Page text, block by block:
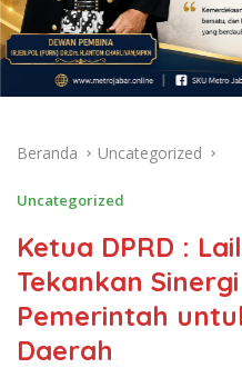
Beranda Uncategorized
Uncategorized
Ketua DPRD :
Tekankan
Pemerintah
Daerah